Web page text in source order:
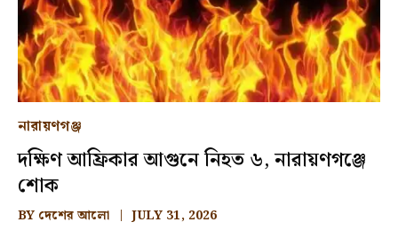
নারায়ণগঞ্জ
দক্ষিণ আফ্রিকার আগুনে নিহত ৬, নারায়ণগঞ্জে
শোক
BY দেশের আলো JULY 31, 2026